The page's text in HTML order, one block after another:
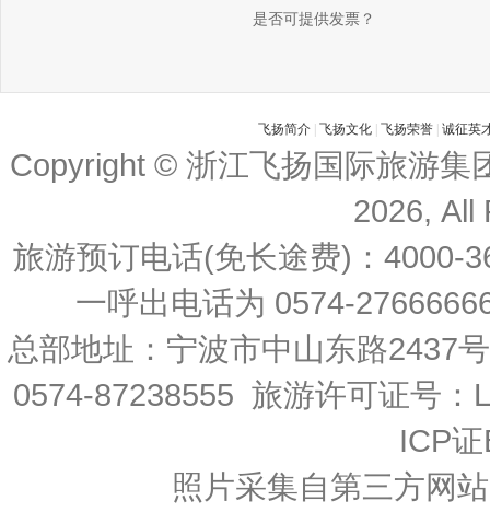
是否可提供发票？
飞扬简介 飞扬文化 飞扬荣誉 诚征英
Copyright © 浙江飞扬国际旅游集
2026, All
旅游预订电话(免长途费)：4000-
一呼出电话为 0574-
总部地址：宁波市中山东路2437
0574-87238555 旅游许可证号
ICP
照片采集自第三方网